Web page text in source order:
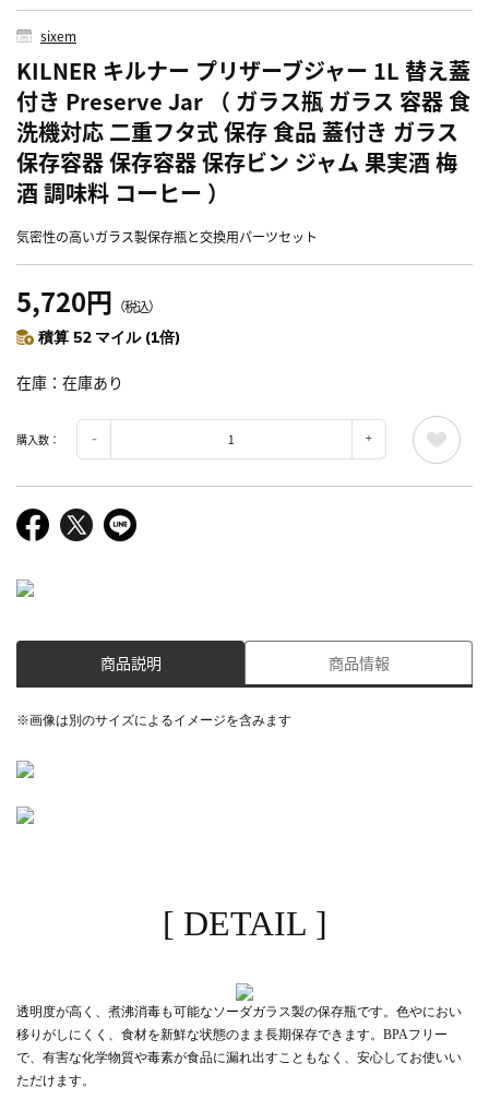
sixem
KILNER キルナー プリザーブジャー 1L 替え蓋
付き Preserve Jar （ ガラス瓶 ガラス 容器 食
洗機対応 二重フタ式 保存 食品 蓋付き ガラス
保存容器 保存容器 保存ビン ジャム 果実酒 梅
酒 調味料 コーヒー ）
気密性の高いガラス製保存瓶と交換用パーツセット
5,720円 （税込）
積算 52 マイル (1倍)
在庫 在庫あり
購入数：
商品説明 商品情報
※画像は別のサイズによるイメージを含みます
[ DETAIL ]
透明度が高く、煮沸消毒も可能なソーダガラス製の保存瓶です。色やにおい
移りがしにくく、食材を新鮮な状態のまま長期保存できます。BPAフリー
で、有害な化学物質や毒素が食品に漏れ出すこともなく、安心してお使いい
ただけます。